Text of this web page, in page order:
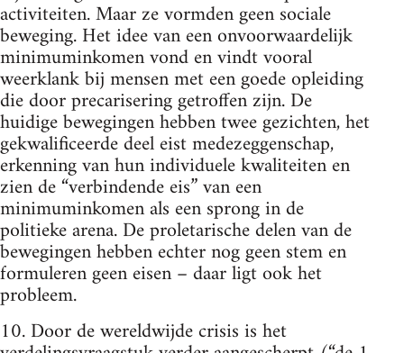
activiteiten. Maar ze vormden geen sociale
beweging. Het idee van een onvoorwaardelijk
minimuminkomen vond en vindt vooral
weerklank bij mensen met een goede opleiding
die door precarisering getroffen zijn. De
huidige bewegingen hebben twee gezichten, het
gekwalificeerde deel eist medezeggenschap,
erkenning van hun individuele kwaliteiten en
zien de “verbindende eis” van een
minimuminkomen als een sprong in de
politieke arena. De proletarische delen van de
bewegingen hebben echter nog geen stem en
formuleren geen eisen – daar ligt ook het
probleem.
10. Door de wereldwijde crisis is het